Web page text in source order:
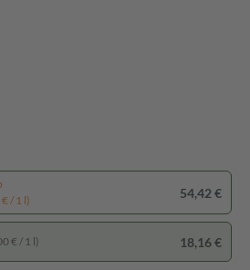
/ 1 l)
54,42 €
€ / 1 l) 18,16 €